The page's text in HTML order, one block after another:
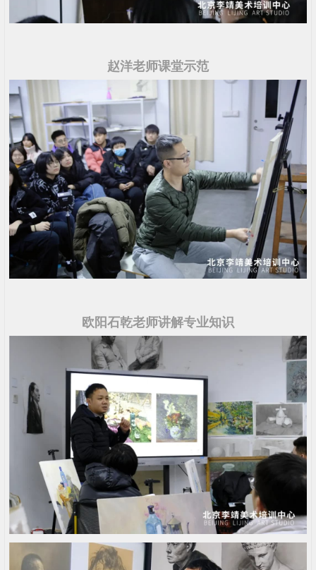
赵洋老师课堂示范
欧阳石乾老师讲解专业知识